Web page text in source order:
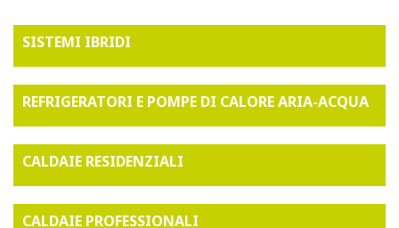
SISTEMI IBRIDI
REFRIGERATORI E POMPE DI CALORE ARIA-ACQUA
CALDAIE RESIDENZIALI
CALDAIE PROFESSIONALI